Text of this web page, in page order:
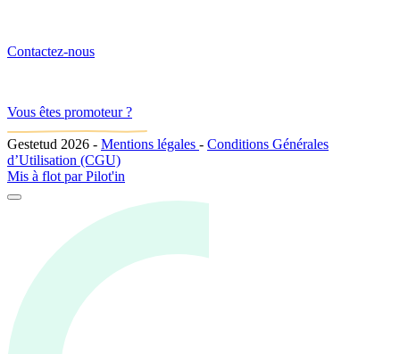
Contactez-nous
Vous êtes promoteur ?
Gestetud 2026 - Mentions légales - Conditions Générales
d’Utilisation (CGU)
Mis à flot parPilot'in